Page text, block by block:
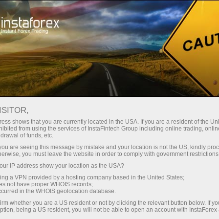
InstaForex-এর সাথে থেকে আপনি সত্যিকারের
লিভারেজ, মার্কেটের সেরা স্প্রেড ও কমিশন এবং
স্টক ও ইনডেক্স ট্রেডিংয়ের জন্য সুবিধাজনক
শর্তাবলী।
স্বল্প
প্রতিটি ডিপোজিটে
30% বোনাস
গতির
পরিচয় ট্রেডিংয়ে এবং হাইওয়েতে পাওয়া যায়
shows that you are currently located in the USA. If you are a resident of the
from using the services of InstaFintech Group including online trading,
of funds, etc.
are seeing this message by mistake and your location is not the US, kindly
you must leave the website in order to comply with government
IP address show your location as the USA?
a VPN provided by a hosting company based in the United States;
not have proper WHOIS records;
in the WHOIS geolocation database.
whether you are a US resident or not by clicking the relevant button below. If
being a US resident, you will not be able to open an account with InstaForex